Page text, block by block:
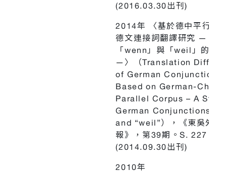
(2016.03.30出刊)
2014年 〈基於德中平行語
德文連接詞翻譯研究 — 連
「wenn」與「weil」的實
—〉（Translation
of German Conjunctions
Based on German-
Parallel Corpus – A
German Conjunctions
and “weil”），《東吳外語
報》，第39期。S. 227 -
(2014.09.30出刊)
2010年